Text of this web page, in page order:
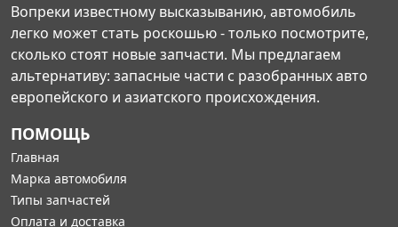
Вопреки известному высказыванию, автомобиль
легко может стать роскошью - только посмотрите,
сколько стоят новые запчасти. Мы предлагаем
альтернативу: запасные части с разобранных авто
европейского и азиатского происхождения.
ПОМОЩЬ
Главная
Марка автомобиля
Типы запчастей
Оплата и доставка